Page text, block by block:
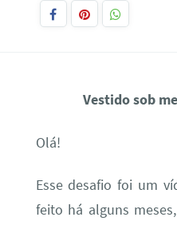
Vestido sob
Olá!
Esse desafio foi um
feito há alguns